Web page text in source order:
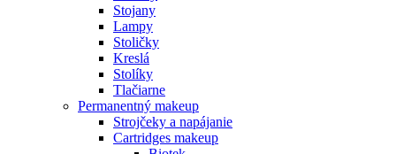
Stojany
Lampy
Stoličky
Kreslá
Stolíky
Tlačiarne
Permanentný makeup
Strojčeky a napájanie
Cartridges makeup